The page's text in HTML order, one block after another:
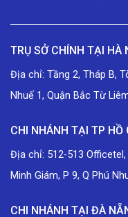
TRỤ SỞ CHÍNH TẠI HÀ
Địa chỉ: Tầng 2, Tháp B,
Nhuế 1, Quận Bắc Từ
CHI NHÁNH TẠI TP HỒ
Địa chỉ: 512-513 Officetel,
Minh Giám, P 9, Q Phú
CHI NHÁNH TẠI ĐÀ